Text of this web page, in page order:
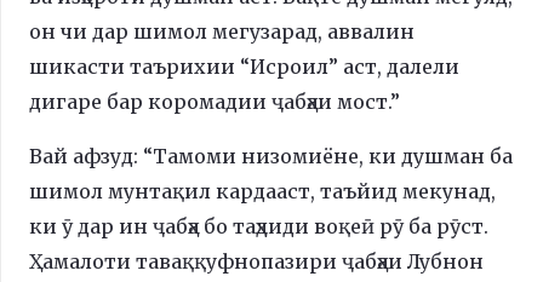
он чи дар шимол мегузарад, аввалин
шикасти таърихии “Исроил” аст, далели
дигаре бар коромадии ҷабҳаи мост.”
Вай афзуд: “Тамоми низомиёне, ки душман ба
шимол мунтақил кардааст, таъйид мекунад,
ки ӯ дар ин ҷабҳа бо таҳдиди воқеӣ рӯ ба рӯст.
Ҳамалоти таваққуфнопазири ҷабҳаи Лубнон